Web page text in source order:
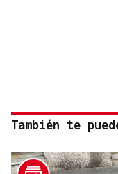
También te